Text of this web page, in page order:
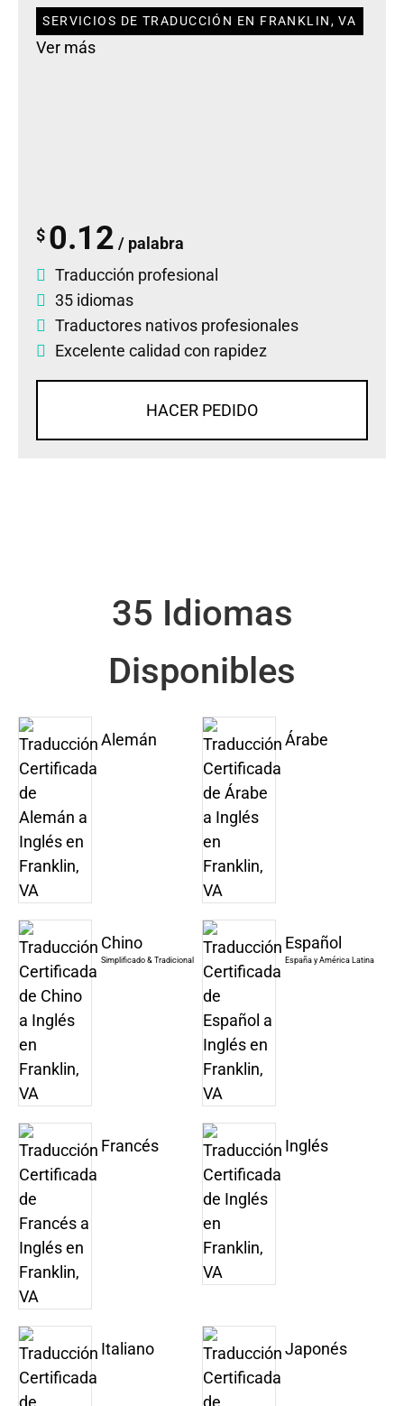
SERVICIOS DE TRADUCCIÓN EN FRANKLIN, VA
Ver más
$ 0.12 / palabra
Traducción profesional
35 idiomas
Traductores nativos profesionales
Excelente calidad con rapidez
HACER PEDIDO
35 Idiomas
Disponibles
Alemán Árabe
Chino
Simplificado & Tradicional
Español
España y América Latina
Francés Inglés
Italiano Japonés